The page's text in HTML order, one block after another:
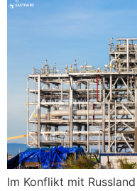
Im Konflikt mit